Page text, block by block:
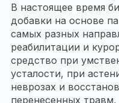
В настоящее время
добавки на основе
самых разных
реабилитации и
средство при
усталости, при
неврозах и
перенесенных